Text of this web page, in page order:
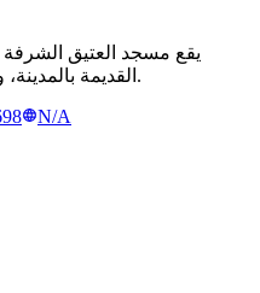
يقع مسجد العتيق الشرفة
القديمة بالمدينة، ويُقام فيه الصلوات الخمس والجمعة.
N/A